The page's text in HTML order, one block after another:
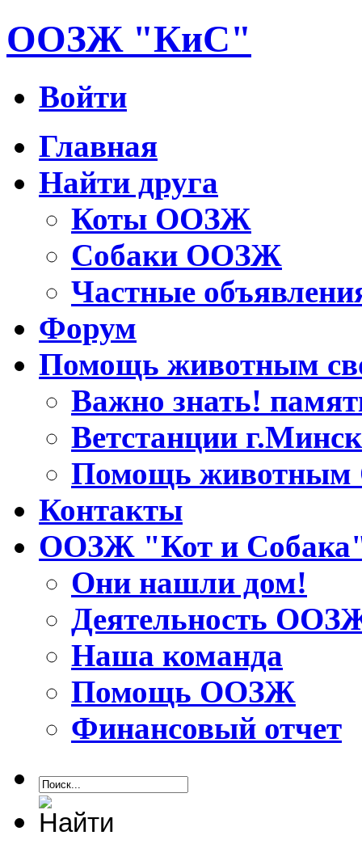
ООЗЖ "КиС"
Войти
Главная
Найти друга
Коты ООЗЖ
Собаки ООЗЖ
Частные
Форум
Помощь животным
Важно знать!
Ветстанции
Помощь
Контакты
ООЗЖ "Кот и
Они нашли дом!
Деятельность
Наша команда
Помощь ООЗЖ
Финансовый отчет